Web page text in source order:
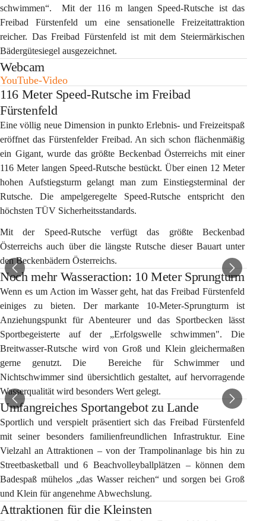
schwimmen“.  Mit der 116 m langen Speed-Rutsche ist das
Freibad Fürstenfeld um eine sensationelle Freizeitattraktion
reicher. Das Freibad Fürstenfeld ist mit dem Steiermärkischen
Bädergütesiegel ausgezeichnet.
Webcam
YouTube-Video
116 Meter Speed-Rutsche im Freibad
Fürstenfeld
Eine völlig neue Dimension in punkto Erlebnis- und Freizeitspaß
eröffnet das Fürstenfelder Freibad. An sich schon flächenmäßig
ein Gigant, wurde das größte Beckenbad Österreichs mit einer
116 Meter langen Speed-Rutsche bestückt. Über einen 12 Meter
hohen Aufstiegsturm gelangt man zum Einstiegsterminal der
Rutsche. Die ampelgeregelte Speed-Rutsche entspricht den
höchsten TÜV Sicherheitsstandards.
Mit der Speed-Rutsche verfügt das größte Beckenbad
Österreichs auch über die längste Rutsche dieser Bauart unter
den Beckenbädern Österreichs.
Noch mehr Wasseraction: 10 Meter Sprungturm
Wenn es um Action im Wasser geht, hat das Freibad Fürstenfeld
einiges zu bieten. Der markante 10-Meter-Sprungturm ist
Anziehungspunkt für Abenteurer und das Sportbecken lässt
Sportbegeisterte auf der „Erfolgswelle schwimmen". Die
Breitwasser-Rutsche wird von Groß und Klein gleichermaßen
gerne genutzt. Die  Be­reiche für Schwimmer und
Nichtschwimmer sind übersichtlich gestaltet, auf hervorragende
Wasserqualität wird besonders Wert gelegt.
Umfangreiches Sportangebot zu Lande
Sportlich und verspielt präsentiert sich das Freibad Fürstenfeld
mit seiner besonders familienfreundlichen Infrastruktur. Eine
Vielzahl an Attraktionen – von der Trampolinanlage bis hin zu
Streetbasketball und 6 Beachvolleyballplätzen – können dem
Badespaß mühelos „das Wasser reichen“ und sorgen bei Groß
und Klein für angenehme Abwechslung.
Attraktionen für die Kleinsten